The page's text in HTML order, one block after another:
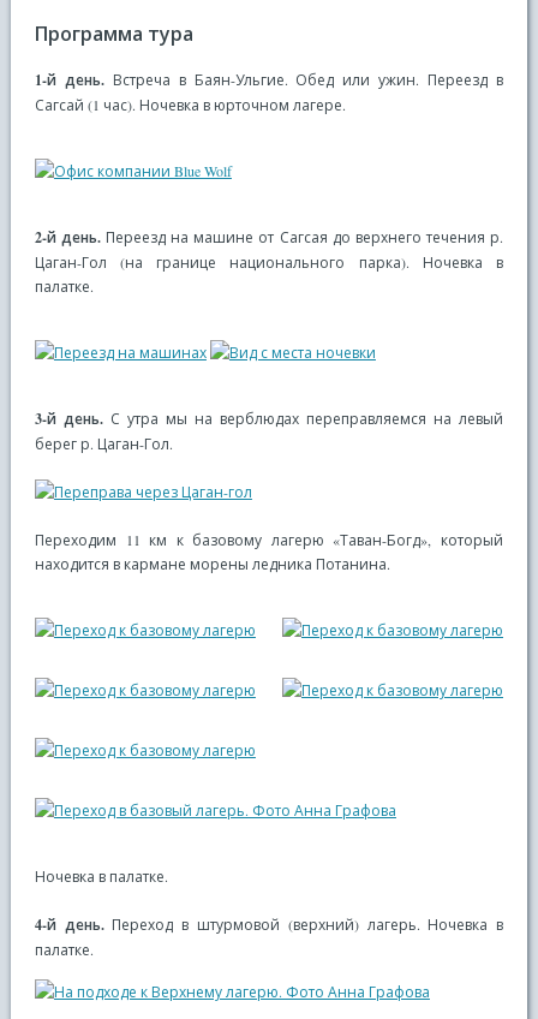
Программа тура
1-й день. Встреча в Баян-Ульгие. Обед или ужин. Переезд в
Сагсай (1 час). Ночевка в юрточном лагере.
2-й день. Переезд на машине от Сагсая до верхнего течения р.
Цаган-Гол (на границе национального парка). Ночевка в
палатке.
3-й день.С утра мы на верблюдах переправляемся на левый
берег р. Цаган-Гол.
Переходим 11 км к базовому лагерю «Таван-Богд», который
находится в кармане морены ледника Потанина.
Ночевка в палатке.
4-й день.Переход в штурмовой (верхний) лагерь. Ночевка в
палатке.